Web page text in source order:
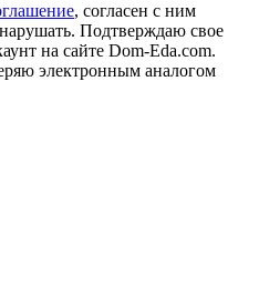
, согласен с ним
Подтверждаю свое
на сайте Dom-Eda.com.
электронным аналогом